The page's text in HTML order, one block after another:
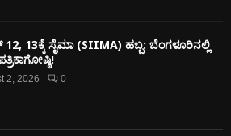
12, 13ಕ್ಕೆ ಸೈಮಾ (SIIMA) ಹಬ್ಬ: ಬೆಂಗಳೂರಿನಲ್ಲಿ
2, 2026 0